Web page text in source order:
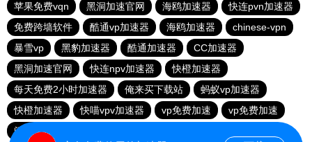
苹果免费vqn
黑洞加速官网 海鸥加速器
快连pvn加速器
免费跨墙软件
酷通vp加速器 海鸥加速器
chinese-vpn
暴雪vp
黑豹加速器 酷通加速器
CC加速器
黑洞加速官网
快连npv加速器
快橙加速器
每天免费2小时加速器
俺来买下载站
蚂蚁vp加速器
快橙加速器
快喵vpv加速器 vp免费加速
vp免费加速
闪电猫加速器-speedcat